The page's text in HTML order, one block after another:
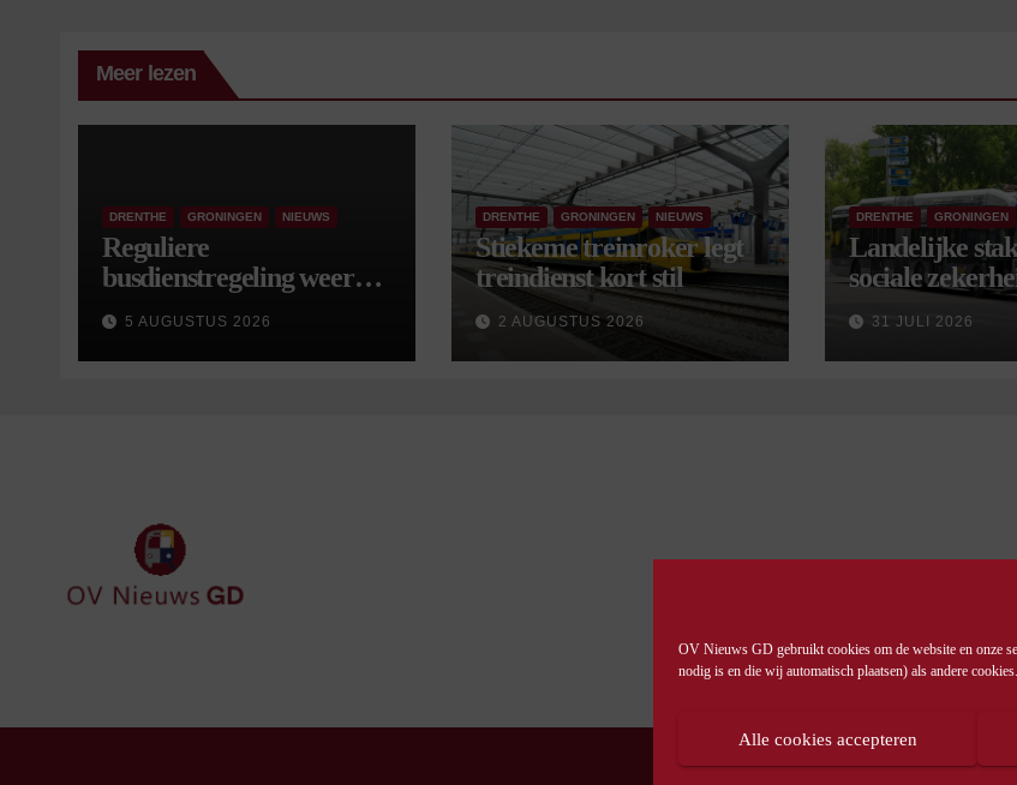
OV Nieuws GD gebruikt cookies om de website en onze
nodig is en die wij automatisch plaatsen) als andere cookies.
Alle cookies accepteren
Meer lezen
DRENTHE GRONINGEN NIEUWS
Reguliere
busdienstregeling weer
van start, met kleine
wijzigingen
5 AUGUSTUS 2026
DRENTHE GRONINGEN NIEUWS
Stiekeme treinroker legt
treindienst kort stil
2 AUGUSTUS 2026
DRENTHE GRONINGEN
Landelijke
sociale
aangekondigd
september
31 JULI 2026
© OV Nieuws GD -Privacyverklaring